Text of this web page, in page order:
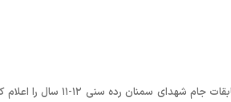
به گزارش روابط عمومی فدراسیون شنا، شیرجه و واترپلو؛ کمیته فنی واترپلو دستورالعمل اجرایی برگزاری مسابقات جام شهدای